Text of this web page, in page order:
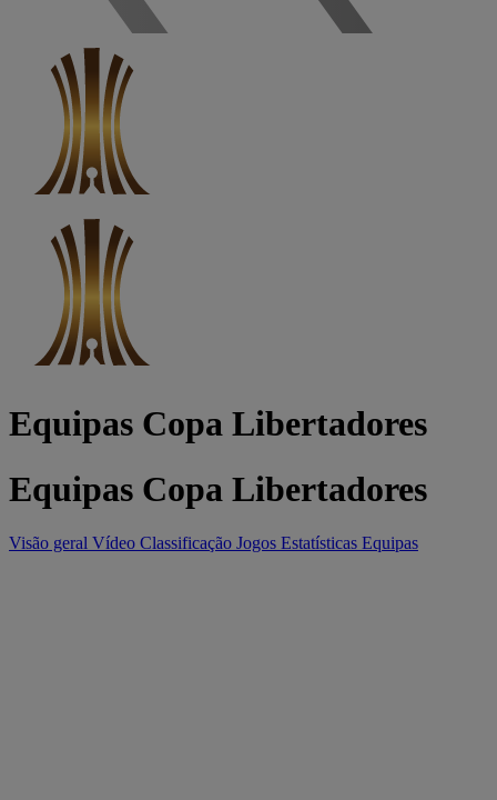
Equipas Copa Libertadores
Equipas Copa Libertadores
Visão geral Vídeo Classificação Jogos Estatísticas Equipas